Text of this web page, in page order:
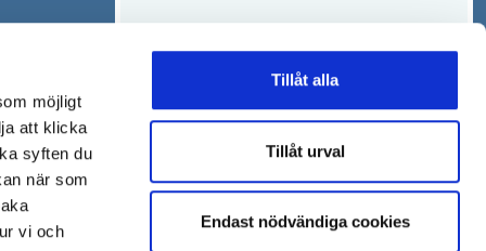
möjligt
att klicka
syften du
när som
vi och
Tillåt alla
Tillåt urval
Endast nödvändiga cookies